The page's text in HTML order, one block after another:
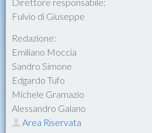
Fulvio di Giuseppe
Redazione:
Emiliano Moccia
Sandro Simone
Edgardo Tufo
Michele Gramazio
Alessandro Galano
Area Riservata